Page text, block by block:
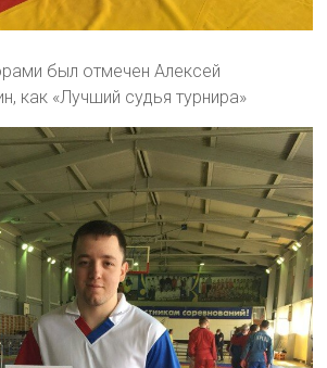
был отмечен Алексей
как «Лучший судья турнира»